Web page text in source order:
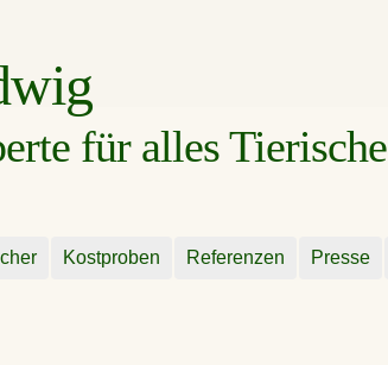
für alles Tierische
Kostproben Referenzen Presse